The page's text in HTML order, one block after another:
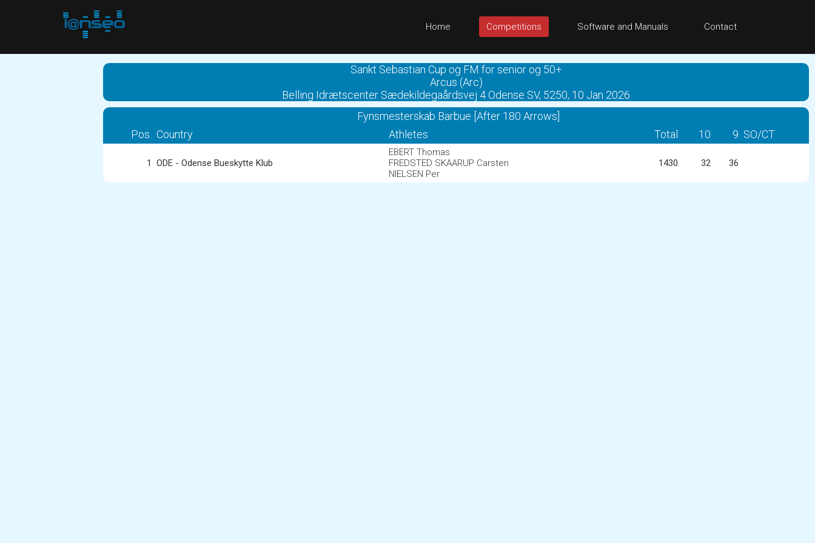
Home Competitions Software and Manuals Contact
Sankt Sebastian Cup og FM for senior og 50+
Arcus (Arc)
Belling Idrætscenter Sædekildegaårdsvej 4 Odense SV, 5250, 10 Jan 2026
Fynsmesterskab Barbue [After 180 Arrows]
Pos. Country Athletes Total 10 9 SO/CT
1 ODE - Odense Bueskytte Klub
EBERT Thomas
FREDSTED SKAARUP Carsten
NIELSEN Per
1430 32 36